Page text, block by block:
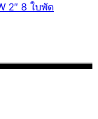
2″ 8 ใบพัด